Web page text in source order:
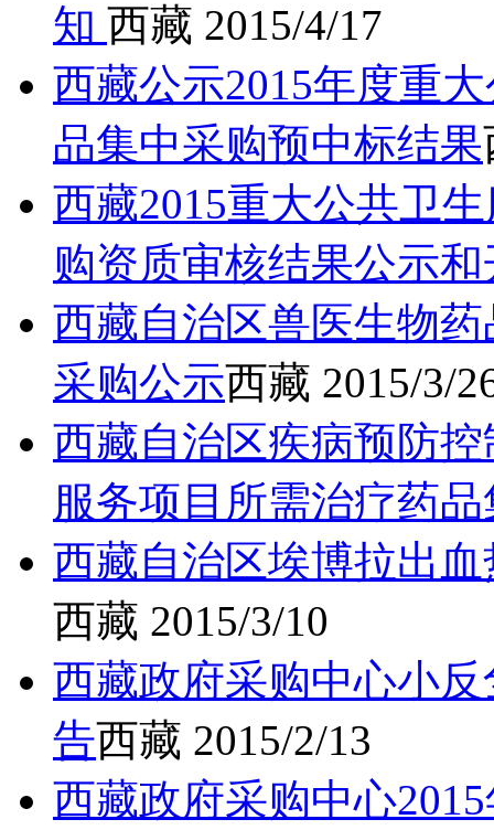
知 西藏 2015/4/17
西藏公示2015年度重
品集中采购预中标结果
西藏2015重大公共卫
购资质审核结果公示
西藏自治区兽医生物
采购公示西藏 2015/3/
西藏自治区疾病预防
服务项目所需治疗药
西藏自治区埃博拉出
西藏 2015/3/10
西藏政府采购中心小
告西藏 2015/2/13
西藏政府采购中心